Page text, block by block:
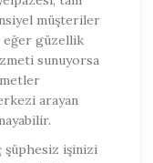
müşteriler
eğer güzellik
sunuyorsa
arayan
şüphesiz işinizi